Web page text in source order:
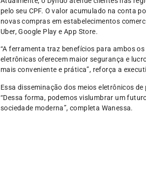
pelo seu CPF. O valor acumulado na conta
novas compras em estabelecimentos
Uber, Google Play e App Store.
“A ferramenta traz benefícios para ambos
eletrônicas oferecem maior segurança e
mais conveniente e prática”, reforça a
Essa disseminação dos meios eletrônicos
“Dessa forma, podemos vislumbrar um
sociedade moderna”, completa Wanessa.